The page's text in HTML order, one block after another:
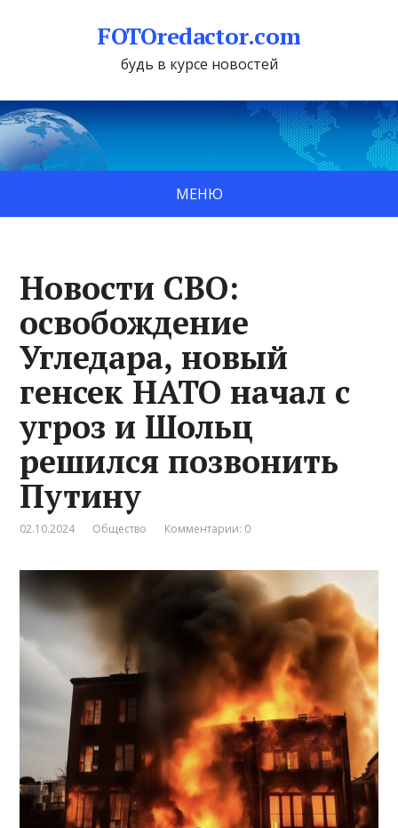
FOTOredactor.com
будь в курсе новостей
МЕНЮ
Новости СВО:
освобождение
Угледара, новый
генсек НАТО начал с
угроз и Шольц
решился позвонить
Путину
02.10.2024 Общество Комментарии: 0